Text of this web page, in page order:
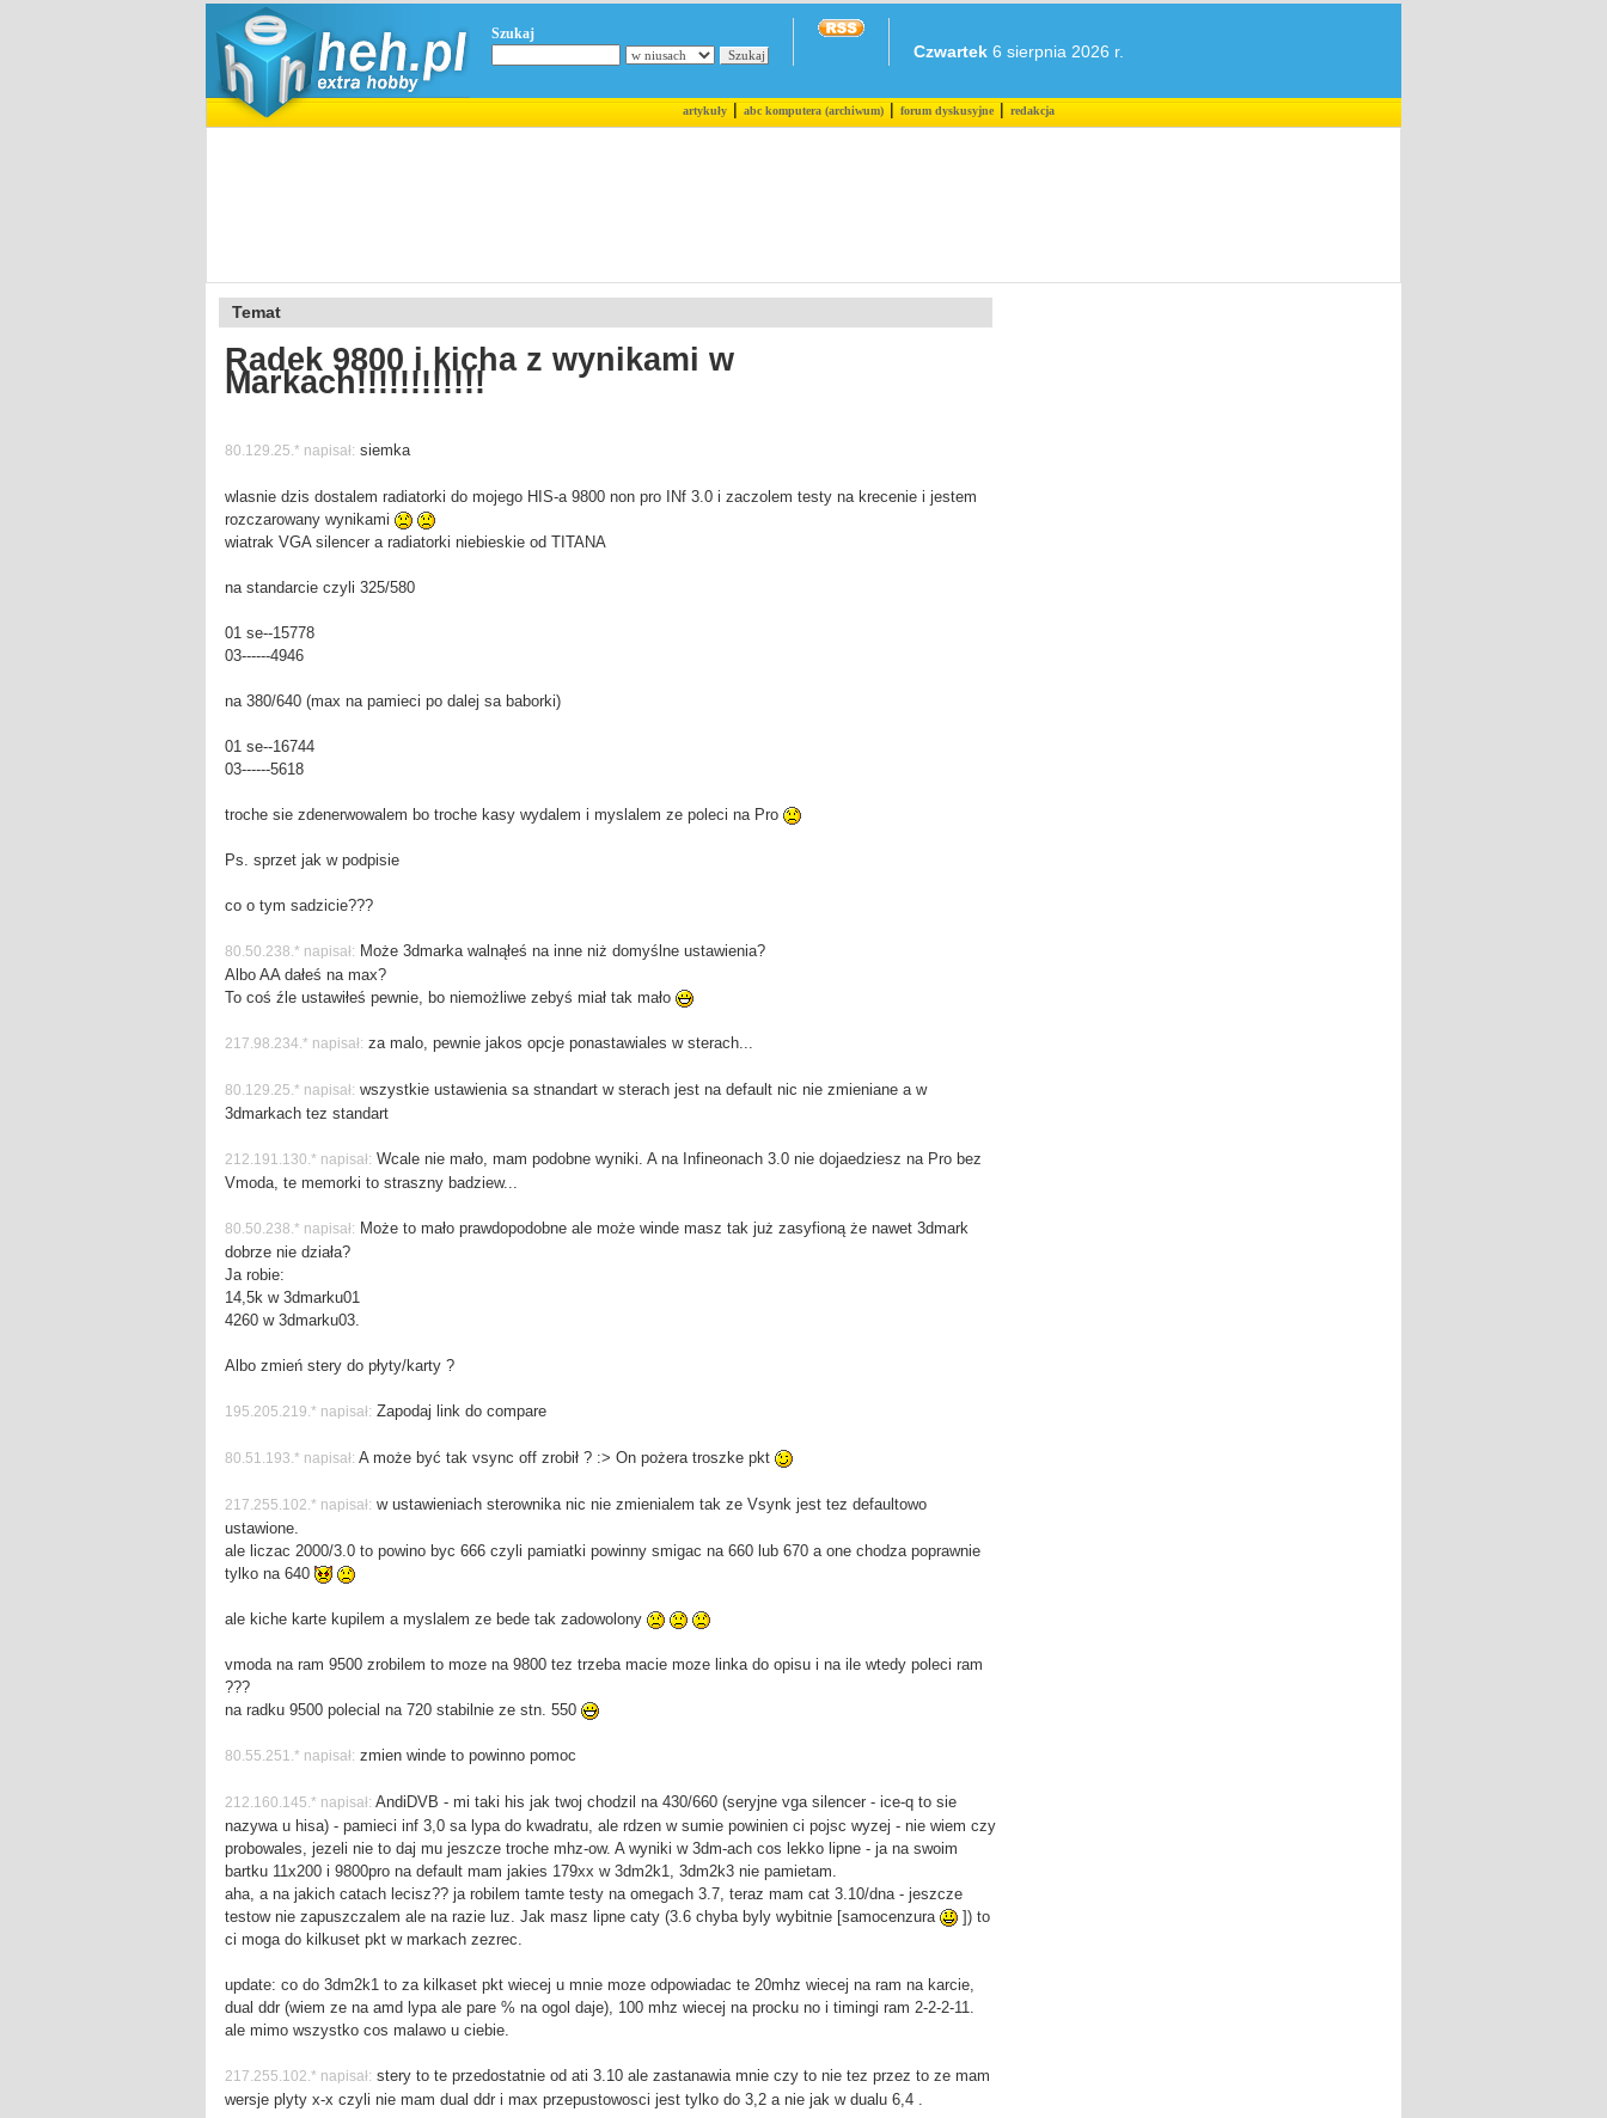
Szukaj
Czwartek 6 sierpnia 2026 r.
artykuły|abc komputera (archiwum)|forum dyskusyjne|redakcja
Temat
Radek 9800 i kicha z wynikami w
Markach!!!!!!!!!!!!
80.129.25.* napisał: siemka
wlasnie dzis dostalem radiatorki do mojego HIS-a 9800 non pro INf 3.0 i zaczolem testy na krecenie i jestem
rozczarowany wynikami
wiatrak VGA silencer a radiatorki niebieskie od TITANA
na standarcie czyli 325/580
01 se--15778
03------4946
na 380/640 (max na pamieci po dalej sa baborki)
01 se--16744
03------5618
troche sie zdenerwowalem bo troche kasy wydalem i myslalem ze poleci na Pro
Ps. sprzet jak w podpisie
co o tym sadzicie???
80.50.238.* napisał: Może 3dmarka walnąłeś na inne niż domyślne ustawienia?
Albo AA dałeś na max?
To coś źle ustawiłeś pewnie, bo niemożliwe zebyś miał tak mało
217.98.234.* napisał: za malo, pewnie jakos opcje ponastawiales w sterach...
80.129.25.* napisał: wszystkie ustawienia sa stnandart w sterach jest na default nic nie zmieniane a w
3dmarkach tez standart
212.191.130.* napisał: Wcale nie mało, mam podobne wyniki. A na Infineonach 3.0 nie dojaedziesz na Pro bez
Vmoda, te memorki to straszny badziew...
80.50.238.* napisał: Może to mało prawdopodobne ale może winde masz tak już zasyfioną że nawet 3dmark
dobrze nie działa?
Ja robie:
14,5k w 3dmarku01
4260 w 3dmarku03.
Albo zmień stery do płyty/karty ?
195.205.219.* napisał: Zapodaj link do compare
80.51.193.* napisał: A może być tak vsync off zrobił ? :> On pożera troszke pkt
217.255.102.* napisał: w ustawieniach sterownika nic nie zmienialem tak ze Vsynk jest tez defaultowo
ustawione.
ale liczac 2000/3.0 to powino byc 666 czyli pamiatki powinny smigac na 660 lub 670 a one chodza poprawnie
tylko na 640
ale kiche karte kupilem a myslalem ze bede tak zadowolony
vmoda na ram 9500 zrobilem to moze na 9800 tez trzeba macie moze linka do opisu i na ile wtedy poleci ram
???
na radku 9500 polecial na 720 stabilnie ze stn. 550
80.55.251.* napisał: zmien winde to powinno pomoc
212.160.145.* napisał: AndiDVB - mi taki his jak twoj chodzil na 430/660 (seryjne vga silencer - ice-q to sie
nazywa u hisa) - pamieci inf 3,0 sa lypa do kwadratu, ale rdzen w sumie powinien ci pojsc wyzej - nie wiem czy
probowales, jezeli nie to daj mu jeszcze troche mhz-ow. A wyniki w 3dm-ach cos lekko lipne - ja na swoim
bartku 11x200 i 9800pro na default mam jakies 179xx w 3dm2k1, 3dm2k3 nie pamietam.
aha, a na jakich catach lecisz?? ja robilem tamte testy na omegach 3.7, teraz mam cat 3.10/dna - jeszcze
testow nie zapuszczalem ale na razie luz. Jak masz lipne caty (3.6 chyba byly wybitnie [samocenzura
]) to
ci moga do kilkuset pkt w markach zezrec.
update: co do 3dm2k1 to za kilkaset pkt wiecej u mnie moze odpowiadac te 20mhz wiecej na ram na karcie,
dual ddr (wiem ze na amd lypa ale pare % na ogol daje), 100 mhz wiecej na procku no i timingi ram 2-2-2-11.
ale mimo wszystko cos malawo u ciebie.
217.255.102.* napisał: stery to te przedostatnie od ati 3.10 ale zastanawia mnie czy to nie tez przez to ze mam
wersje plyty x-x czyli nie mam dual ddr i max przepustowosci jest tylko do 3,2 a nie jak w dualu 6,4 .